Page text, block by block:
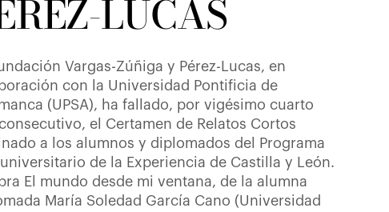
LUCAS
Vargas-Zúñiga y Pérez-Lucas, en
con la Universidad Pontificia de
(UPSA), ha fallado, por vigésimo cuarto
el Certamen de Relatos Cortos
a los alumnos y diplomados del Programa
de la Experiencia de Castilla y León.
El mundo desde mi ventana, de la alumna
María Soledad García Cano (Universidad